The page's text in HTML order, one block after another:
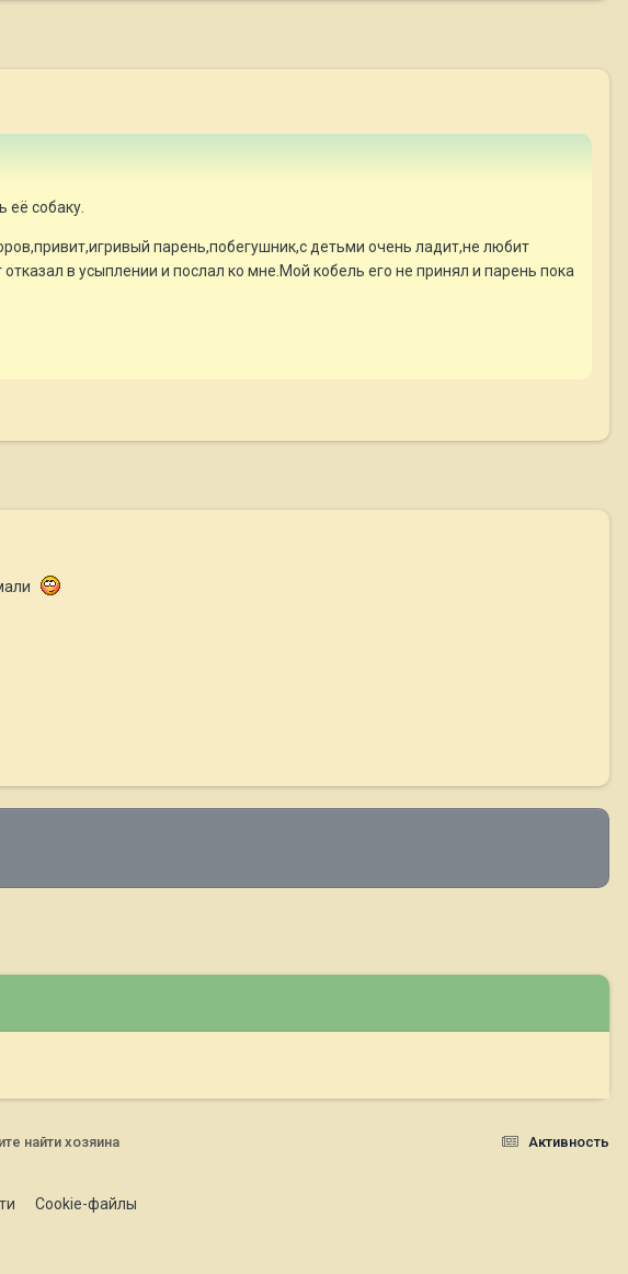
её собаку.
парень,побегушник,с детьми очень ладит,не любит
в усыплении и послал ко мне.Мой кобель его не принял и парень пока
Активность
найти хозяина
Cookie-файлы